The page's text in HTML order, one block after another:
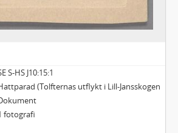
S-HS J10:15:1
(Tolfternas utflykt i Lill-Jansskogen
fotografi